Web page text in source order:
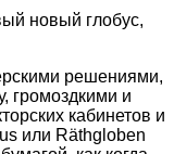
новый глобус,
решениями,
громоздкими и
кабинетов и
или Räthgloben